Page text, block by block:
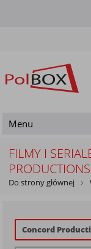
Menu
FILMY I
PRODUCTIONS
Do strony głównej
Concord